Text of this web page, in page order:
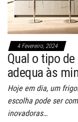
4 Fevereiro, 2024
Qual o tipo
adequa às
Hoje em dia, um
escolha pode ser
inovadoras…